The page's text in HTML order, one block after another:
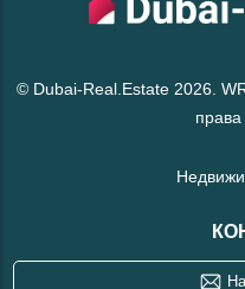
© Dubai-Real.Estate 2026.